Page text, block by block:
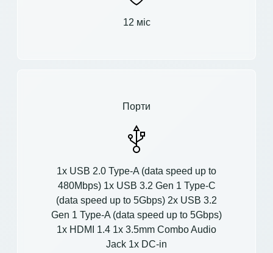
12 міс
Порти
1x USB 2.0 Type-A (data speed up to
480Mbps) 1x USB 3.2 Gen 1 Type-C
(data speed up to 5Gbps) 2x USB 3.2
Gen 1 Type-A (data speed up to 5Gbps)
1x HDMI 1.4 1x 3.5mm Combo Audio
Jack 1x DC-in